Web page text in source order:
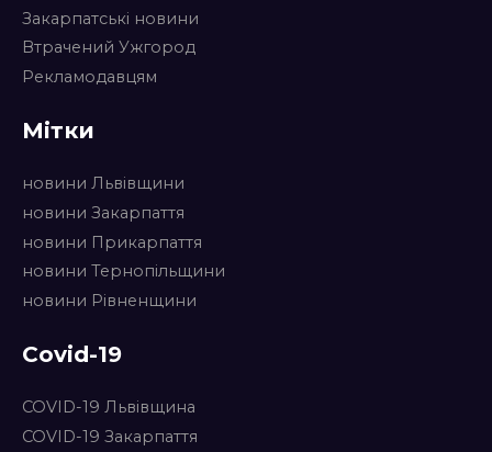
Закарпатські новини
Втрачений Ужгород
Рекламодавцям
Мітки
новини Львівщини
новини Закарпаття
новини Прикарпаття
новини Тернопільщини
новини Рівненщини
Covid-19
COVID-19 Львівщина
COVID-19 Закарпаття